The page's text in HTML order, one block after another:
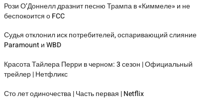
Рози О’Доннелл дразнит песню Трампа в «Киммеле» и не
беспокоится о FCC
Судья отклонил иск потребителей, оспаривающий слияние
Paramount и WBD
Красота Тайлера Перри в черном: 3 сезон | Официальный
трейлер | Нетфликс
Сто лет одиночества | Часть первая | Netflix